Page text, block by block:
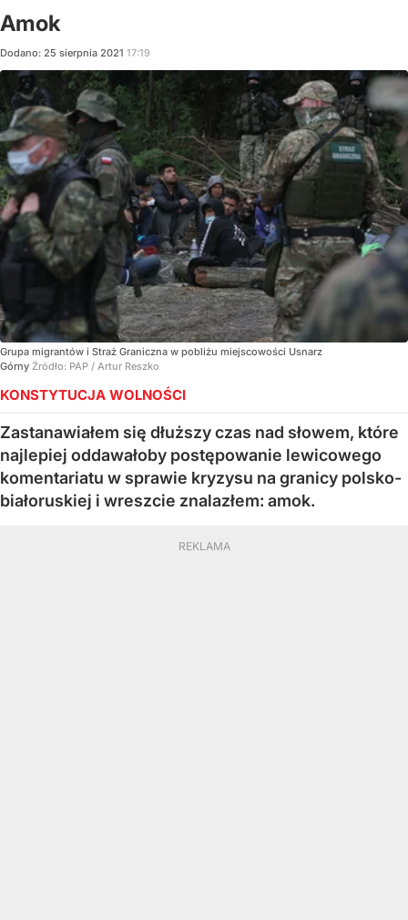
Amok
Dodano: 25 sierpnia 2021 17:19
Grupa migrantów i Straż Graniczna w pobliżu miejscowości Usnarz
Górny Źródło: PAP / Artur Reszko
KONSTYTUCJA WOLNOŚCI
Zastanawiałem się dłuższy czas nad słowem, które
najlepiej oddawałoby postępowanie lewicowego
komentariatu w sprawie kryzysu na granicy polsko-
białoruskiej i wreszcie znalazłem: amok.